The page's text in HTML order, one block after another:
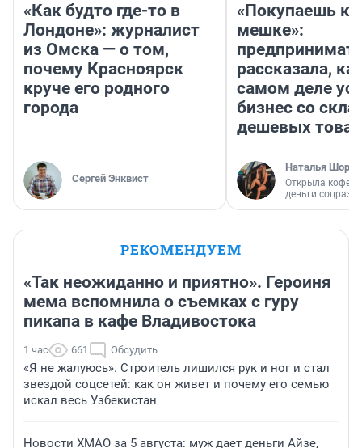
«Как будто где-то в
Лондоне»: журналист
из Омска — о том,
почему Красноярск
круче его родного
города
Сергей Энквист
«Покупаешь
мешке»:
рассказала,
самом деле
бизнес со
дешевых
Наталья
Открыла
деньги
РЕКОМЕНДУЕМ
«Так неожиданно и приятно». Героиня
мема вспомнила о съемках с гуру
пикапа в кафе Владивостока
1 час 661 Обсудить
«Я не жалуюсь». Строитель лишился рук и ног и стал
звездой соцсетей: как он живет и почему его семью
искал весь Узбекистан
Новости ХМАО за 5 августа: муж дает деньги Айзе,